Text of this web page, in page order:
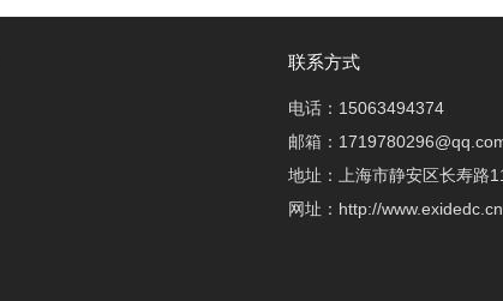
联系方式
电话：15063494374
邮箱：
地址：上海市静安区长寿路
网址：http://www.exidedc.cn